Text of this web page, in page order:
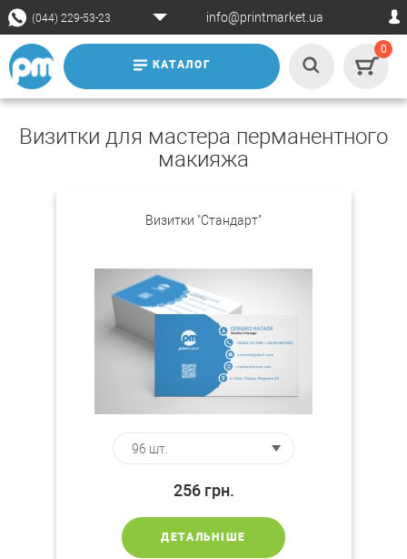
(044) 229-53-23 info@printmarket.ua
КАТАЛОГ
0
Визитки для мастера перманентного
макияжа
Визитки "Стандарт"
256 грн.
ДЕТАЛЬНІШЕ